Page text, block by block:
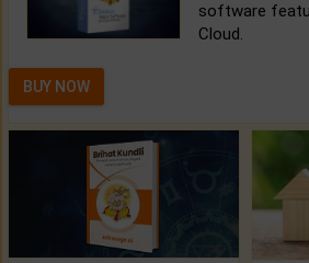
software
Cloud.
BUY NOW